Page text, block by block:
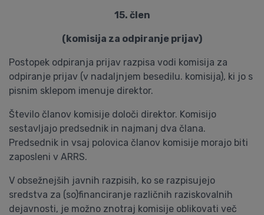
15. člen
(komisija za odpiranje prijav)
Postopek odpiranja prijav razpisa vodi komisija za
odpiranje prijav (v nadaljnjem besedilu. komisija), ki jo s
pisnim sklepom imenuje direktor.
Število članov komisije določi direktor. Komisijo
sestavljajo predsednik in najmanj dva člana.
Predsednik in vsaj polovica članov komisije morajo biti
zaposleni v ARRS.
V obsežnejših javnih razpisih, ko se razpisujejo
sredstva za (so)financiranje različnih raziskovalnih
dejavnosti, je možno znotraj komisije oblikovati več